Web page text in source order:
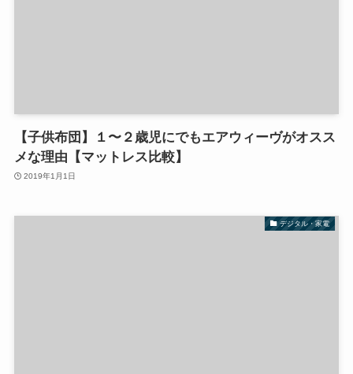
【子供布団】１〜２歳児にでもエアウィーヴがオスス
メな理由【マットレス比較】
2019年1月1日
デジタル・家電